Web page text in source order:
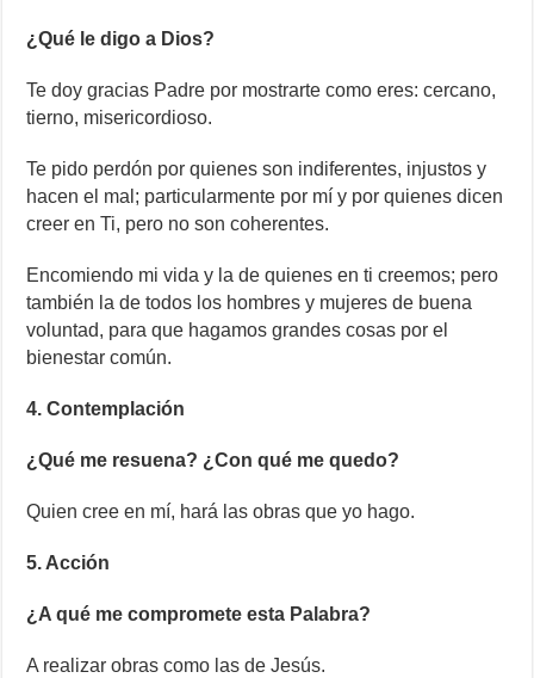
¿Qué le digo a Dios?
Te doy gracias Padre por mostrarte como eres: cercano,
tierno, misericordioso.
Te pido perdón por quienes son indiferentes, injustos y
hacen el mal; particularmente por mí y por quienes dicen
creer en Ti, pero no son coherentes.
Encomiendo mi vida y la de quienes en ti creemos; pero
también la de todos los hombres y mujeres de buena
voluntad, para que hagamos grandes cosas por el
bienestar común.
4. Contemplación
¿Qué me resuena? ¿Con qué me quedo?
Quien cree en mí, hará las obras que yo hago.
5. Acción
¿A qué me compromete esta Palabra?
A realizar obras como las de Jesús.